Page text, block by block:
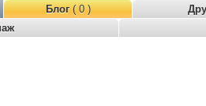
Блог( 0 )